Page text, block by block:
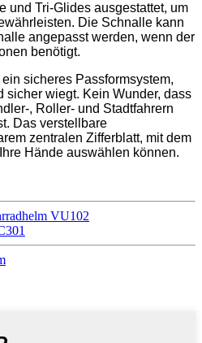
und Tri-Glides ausgestattet, um
Die Schnalle kann
angepasst werden, wenn der
benötigt.
sicheres Passformsystem,
sicher wiegt. Kein Wunder, dass
, Roller- und Stadtfahrern
Das verstellbare
zentralen Zifferblatt, mit dem
Hände auswählen können.
VU102